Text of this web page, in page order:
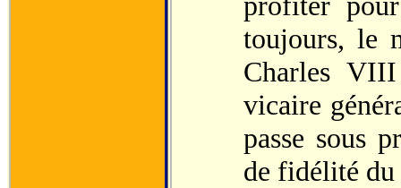
toujours, le
Charles
vicaire
passe sous
de fidélité